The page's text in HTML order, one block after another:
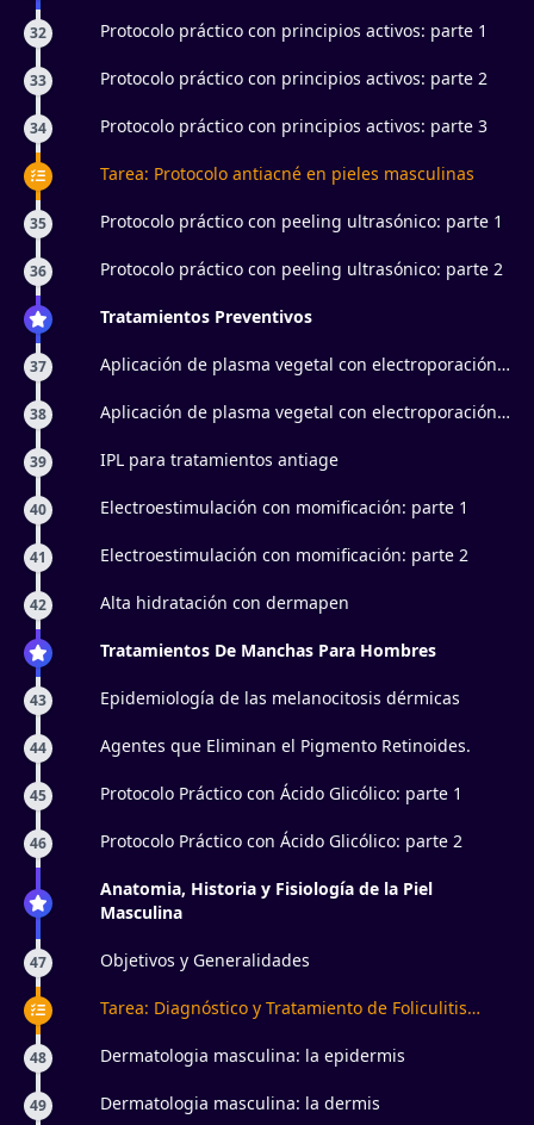
32 Protocolo práctico con principios activos: parte 1
33 Protocolo práctico con principios activos: parte 2
34 Protocolo práctico con principios activos: parte 3
Tarea: Protocolo antiacné en pieles masculinas
35 Protocolo práctico con peeling ultrasónico: parte 1
36 Protocolo práctico con peeling ultrasónico: parte 2
Tratamientos Preventivos
37
Aplicación de plasma vegetal con electroporación:
38
Aplicación de plasma vegetal con electroporación:
39 IPL para tratamientos antiage
40 Electroestimulación con momificación: parte 1
41 Electroestimulación con momificación: parte 2
42 Alta hidratación con dermapen
Tratamientos De Manchas Para Hombres
43 Epidemiología de las melanocitosis dérmicas
44 Agentes que Eliminan el Pigmento Retinoides.
45 Protocolo Práctico con Ácido Glicólico: parte 1
46 Protocolo Práctico con Ácido Glicólico: parte 2
Anatomia, Historia y Fisiología de la Piel
Masculina
47 Objetivos y Generalidades
Tarea: Diagnóstico y Tratamiento de Foliculitis
48 Dermatologia masculina: la epidermis
49 Dermatologia masculina: la dermis